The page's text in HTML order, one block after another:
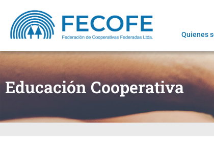
Quienes
Educación Cooperativa